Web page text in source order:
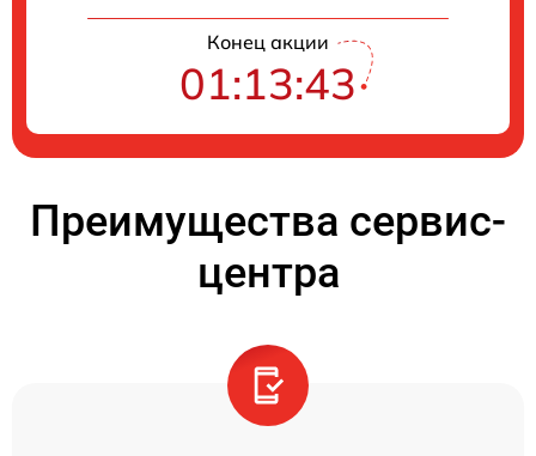
Конец акции
01:13:42
Преимущества сервис-
центра